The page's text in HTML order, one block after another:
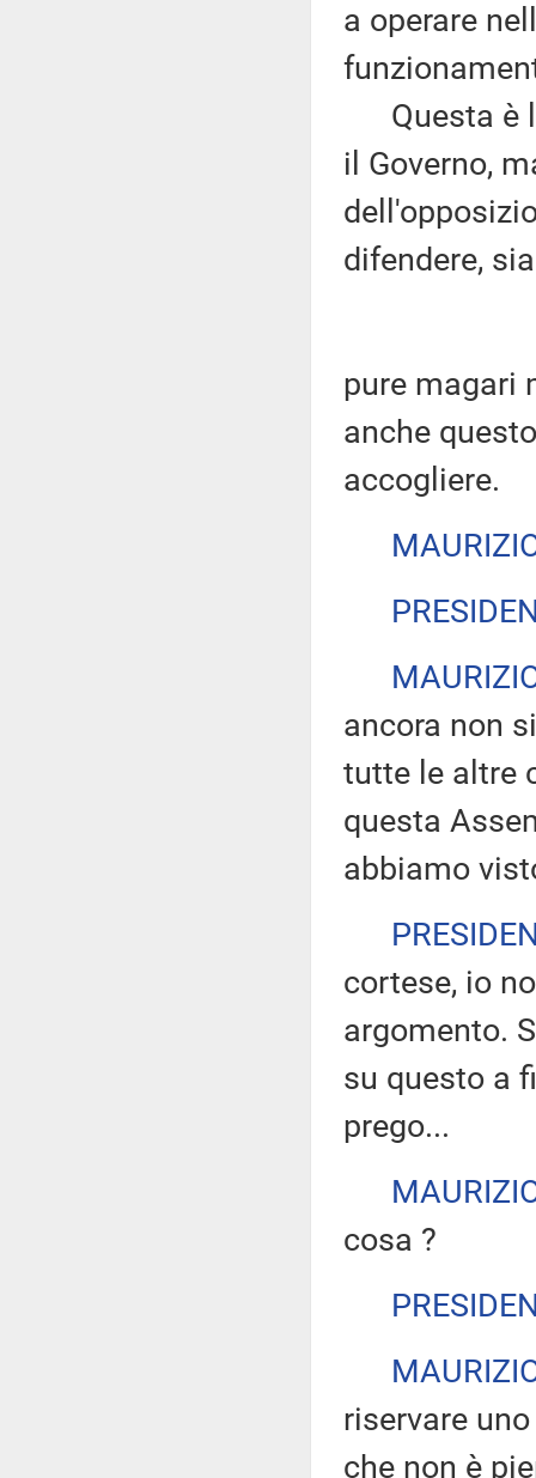
a operare
Questa è
il Governo,
difendere, sia
pure magari
anche
accogliere.
ancora non
tutte le altre
questa
abbiamo
cortese, io
argomento.
su questo a
prego...
cosa ?
riservare
che non è